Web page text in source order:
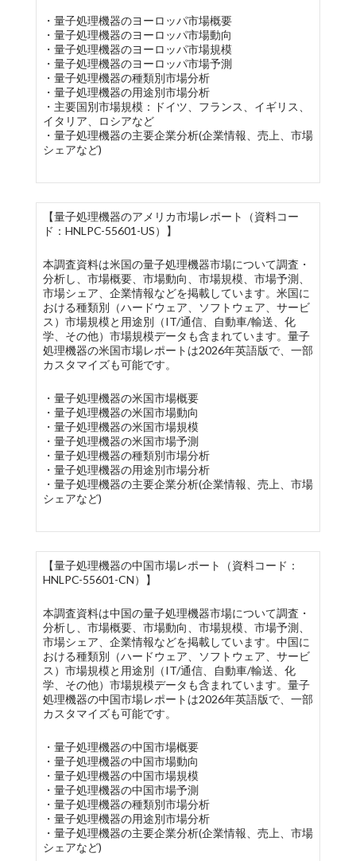
・量子処理機器のヨーロッパ市場概要
・量子処理機器のヨーロッパ市場動向
・量子処理機器のヨーロッパ市場規模
・量子処理機器のヨーロッパ市場予測
・量子処理機器の種類別市場分析
・量子処理機器の用途別市場分析
・主要国別市場規模：ドイツ、フランス、イギリス、
イタリア、ロシアなど
・量子処理機器の主要企業分析(企業情報、売上、市場
シェアなど)
【量子処理機器のアメリカ市場レポート（資料コー
ド：HNLPC-55601-US）】
本調査資料は米国の量子処理機器市場について調査・
分析し、市場概要、市場動向、市場規模、市場予測、
市場シェア、企業情報などを掲載しています。米国に
おける種類別（ハードウェア、ソフトウェア、サービ
ス）市場規模と用途別（IT/通信、自動車/輸送、化
学、その他）市場規模データも含まれています。量子
処理機器の米国市場レポートは2026年英語版で、一部
カスタマイズも可能です。
・量子処理機器の米国市場概要
・量子処理機器の米国市場動向
・量子処理機器の米国市場規模
・量子処理機器の米国市場予測
・量子処理機器の種類別市場分析
・量子処理機器の用途別市場分析
・量子処理機器の主要企業分析(企業情報、売上、市場
シェアなど)
【量子処理機器の中国市場レポート（資料コード：
HNLPC-55601-CN）】
本調査資料は中国の量子処理機器市場について調査・
分析し、市場概要、市場動向、市場規模、市場予測、
市場シェア、企業情報などを掲載しています。中国に
おける種類別（ハードウェア、ソフトウェア、サービ
ス）市場規模と用途別（IT/通信、自動車/輸送、化
学、その他）市場規模データも含まれています。量子
処理機器の中国市場レポートは2026年英語版で、一部
カスタマイズも可能です。
・量子処理機器の中国市場概要
・量子処理機器の中国市場動向
・量子処理機器の中国市場規模
・量子処理機器の中国市場予測
・量子処理機器の種類別市場分析
・量子処理機器の用途別市場分析
・量子処理機器の主要企業分析(企業情報、売上、市場
シェアなど)